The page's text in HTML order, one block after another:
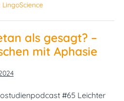
LingoScience
als gesagt? –
mit Aphasie
#65 Leichter